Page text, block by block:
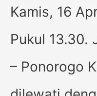
Kamis, 16
Pukul 13.30.
– Ponorogo